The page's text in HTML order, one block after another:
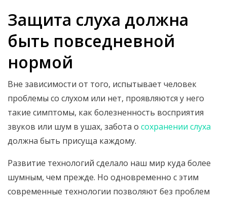
Защита слуха должна
быть повседневной
нормой
Вне зависимости от того, испытывает человек
проблемы со слухом или нет, проявляются у него
такие симптомы, как болезненность восприятия
звуков или шум в ушах, забота о сохранении слуха
должна быть присуща каждому.
Развитие технологий сделало наш мир куда более
шумным, чем прежде. Но одновременно с этим
современные технологии позволяют без проблем